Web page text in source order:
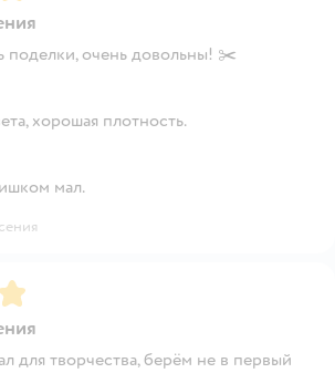
поделки, очень довольны! ✂️
хорошая плотность.
мал.
для творчества, берём не в первый